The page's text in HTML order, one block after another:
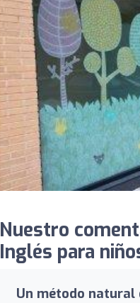
Nuestro
Inglés para
Un método natural